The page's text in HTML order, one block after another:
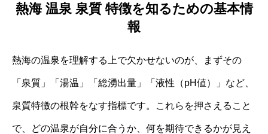
熱海 温泉 泉質 特徴を知るための基本情
報
熱海の温泉を理解する上で欠かせないのが、まずその
「泉質」「湯温」「総湧出量」「液性（pH値）」など、
泉質特徴の根幹をなす指標です。これらを押さえること
で、どの温泉が自分に合うか、何を期待できるかが見え